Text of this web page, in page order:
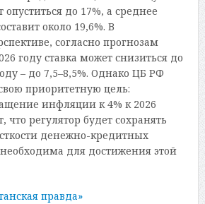
опуститься до 17%, а среднее
около 19,6%. В
согласно прогнозам
году ставка может снизиться до
– до 7,5–8,5%. Однако ЦБ РФ
приоритетную цель:
инфляции к 4% к 2026
что регулятор будет сохранять
денежно-кредитных
для достижения этой
правда»